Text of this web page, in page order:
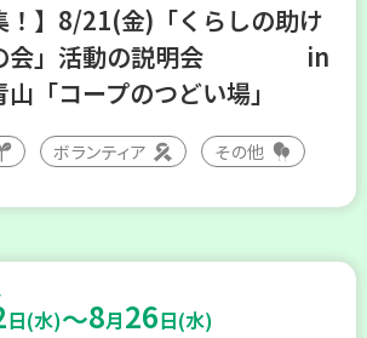
！】8/21(金)「くらしの助け
会」活動の説明会 in
「コープのつどい場」
ボランティア その他
日(水)～8月26日(水)